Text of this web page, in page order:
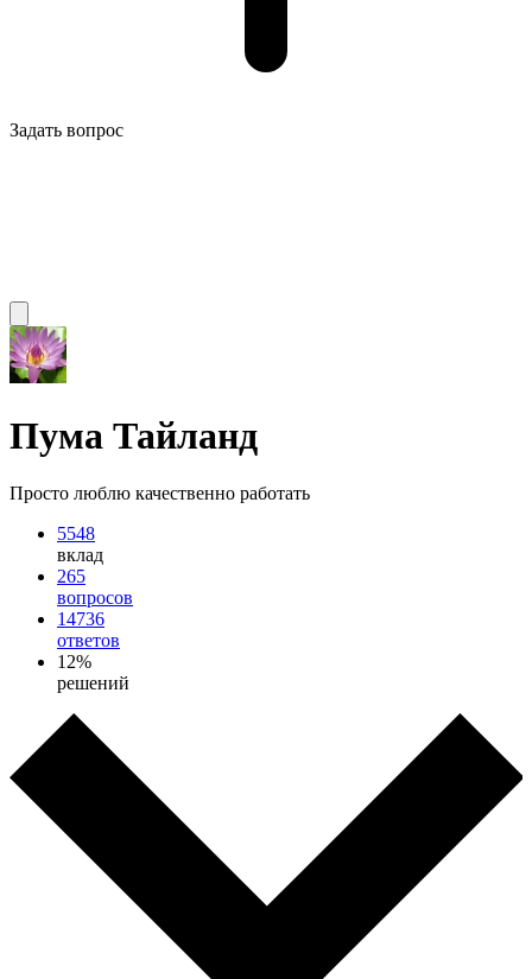
Задать вопрос
Пума Тайланд
Просто люблю качественно работать
5548
вклад
265
вопросов
14736
ответов
12%
решений